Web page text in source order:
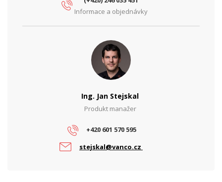
Ochrana proti zkratu Ano
Informace a objednávky
Ing. Jan Stejskal
Produkt manažer
+420 601 570 595
stejskal@vanco.cz